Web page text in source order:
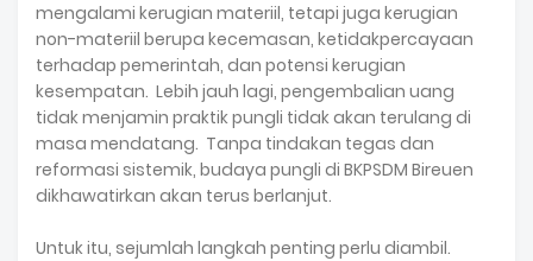
mengalami kerugian materiil, tetapi juga kerugian
non-materiil berupa kecemasan, ketidakpercayaan
terhadap pemerintah, dan potensi kerugian
kesempatan. Lebih jauh lagi, pengembalian uang
tidak menjamin praktik pungli tidak akan terulang di
masa mendatang. Tanpa tindakan tegas dan
reformasi sistemik, budaya pungli di BKPSDM Bireuen
dikhawatirkan akan terus berlanjut.
Untuk itu, sejumlah langkah penting perlu diambil.